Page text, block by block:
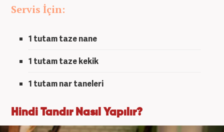
Servis İçin:
1 tutamtaze nane
1 tutamtaze kekik
1 tutamnar taneleri
Hindi Tandır Nasıl Yapılır?